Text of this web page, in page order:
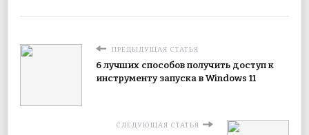
ПРЕДЫДУЩАЯ СТАТЬЯ
6 лучших способов получить доступ к
инструменту запуска в Windows 11
СЛЕДУЮЩАЯ СТАТЬЯ